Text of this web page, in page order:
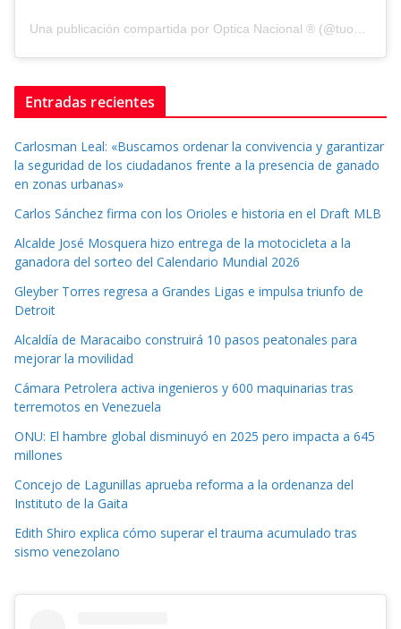
Una publicación compartida por Optica Nacional ® (@tuopticanacional)
Entradas recientes
Carlosman Leal: «Buscamos ordenar la convivencia y garantizar
la seguridad de los ciudadanos frente a la presencia de ganado
en zonas urbanas»
Carlos Sánchez firma con los Orioles e historia en el Draft MLB
Alcalde José Mosquera hizo entrega de la motocicleta a la
ganadora del sorteo del Calendario Mundial 2026
Gleyber Torres regresa a Grandes Ligas e impulsa triunfo de
Detroit
Alcaldía de Maracaibo construirá 10 pasos peatonales para
mejorar la movilidad
Cámara Petrolera activa ingenieros y 600 maquinarias tras
terremotos en Venezuela
ONU: El hambre global disminuyó en 2025 pero impacta a 645
millones
Concejo de Lagunillas aprueba reforma a la ordenanza del
Instituto de la Gaita
Edith Shiro explica cómo superar el trauma acumulado tras
sismo venezolano